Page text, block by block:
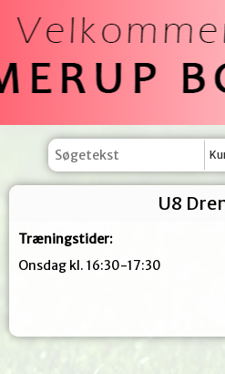
U8
Træningstider:
Onsdag kl. 16:30-17:30